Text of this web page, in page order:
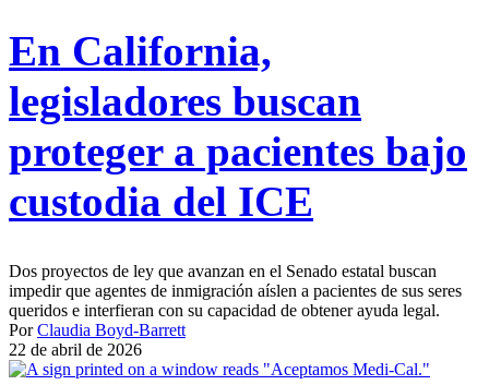
En California,
legisladores buscan
proteger a pacientes bajo
custodia del ICE
Dos proyectos de ley que avanzan en el Senado estatal buscan
impedir que agentes de inmigración aíslen a pacientes de sus seres
queridos e interfieran con su capacidad de obtener ayuda legal.
PorClaudia Boyd-Barrett
22 de abril de 2026